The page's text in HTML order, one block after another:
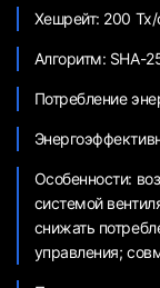
Хешрейт: 200 Тх/
Алгоритм: SHA-
Потребление
Особенности:
системой
снижать
управления;